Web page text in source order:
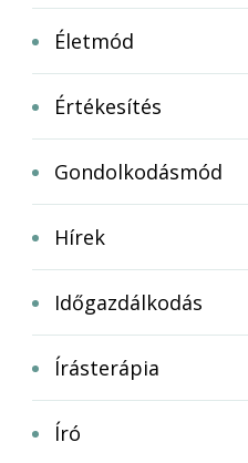
Életmód
Értékesítés
Gondolkodásmód
Hírek
Időgazdálkodás
Írásterápia
Író